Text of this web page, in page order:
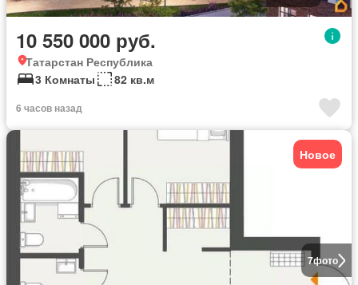
10 550 000 руб.
Татарстан Республика
3 Комнаты
82 кв.м
6 часов назад
7фото
Новое